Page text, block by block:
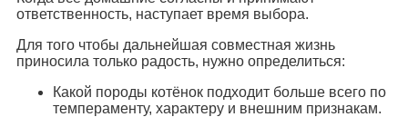
ответственность, наступает время выбора.
Для того чтобы дальнейшая совместная жизнь
приносила только радость, нужно определиться:
Какой породы котёнок подходит больше всего по
темпераменту, характеру и внешним признакам.